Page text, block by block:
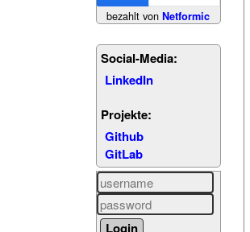
bezahlt vonNetformic
Social-Media:
LinkedIn
Projekte:
Github
GitLab